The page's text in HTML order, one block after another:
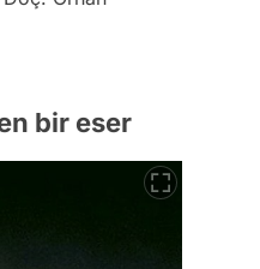
bir eser